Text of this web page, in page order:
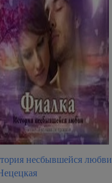
несбывшейся любви